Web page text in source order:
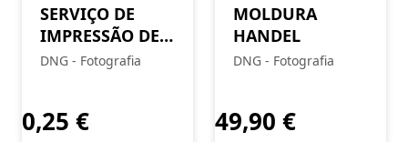
SERVIÇO DE
IMPRESSÃO DE
FOTOS
DNG - Fotografia
0,25 €
MOLDURA
HANDEL
DNG - Fotografia
49,90 €